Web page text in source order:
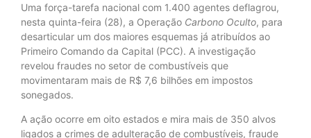
Uma força-tarefa nacional com 1.400 agentes deflagrou,
nesta quinta-feira (28), a Operação Carbono Oculto, para
desarticular um dos maiores esquemas já atribuídos ao
Primeiro Comando da Capital (PCC). A investigação
revelou fraudes no setor de combustíveis que
movimentaram mais de R$ 7,6 bilhões em impostos
sonegados.
A ação ocorre em oito estados e mira mais de 350 alvos
ligados a crimes de adulteração de combustíveis, fraude